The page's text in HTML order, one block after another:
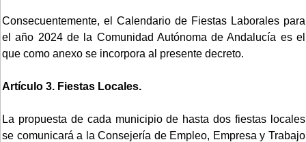
Consecuentemente, el Calendario de Fiestas Laborales para
el año 2024 de la Comunidad Autónoma de Andalucía es el
que como anexo se incorpora al presente decreto.
Artículo 3. Fiestas Locales.
La propuesta de cada municipio de hasta dos fiestas locales
se comunicará a la Consejería de Empleo, Empresa y Trabajo